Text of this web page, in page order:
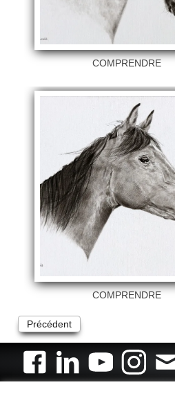
COMPRENDRE
COMPRENDRE
Précédent